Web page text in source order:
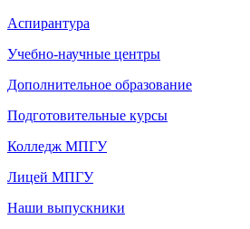
Аспирантура
Учебно-научные центры
Дополнительное образование
Подготовительные курсы
Колледж МПГУ
Лицей МПГУ
Наши выпускники